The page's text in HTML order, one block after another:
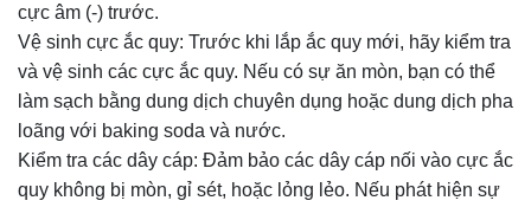
cực âm (-) trước.
Vệ sinh cực ắc quy: Trước khi lắp ắc quy mới, hãy kiểm tra
và vệ sinh các cực ắc quy. Nếu có sự ăn mòn, bạn có thể
làm sạch bằng dung dịch chuyên dụng hoặc dung dịch pha
loãng với baking soda và nước.
Kiểm tra các dây cáp: Đảm bảo các dây cáp nối vào cực ắc
quy không bị mòn, gỉ sét, hoặc lỏng lẻo. Nếu phát hiện sự